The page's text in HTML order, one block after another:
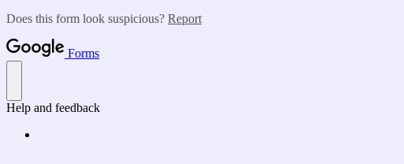
Does this form look suspicious? Report
Forms
Help and feedback